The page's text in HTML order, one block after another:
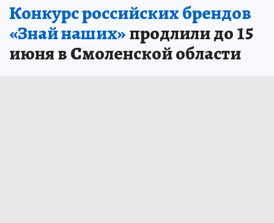
Конкурс российских брендов
«Знай наших»продлили до 15
июня в Смоленской области